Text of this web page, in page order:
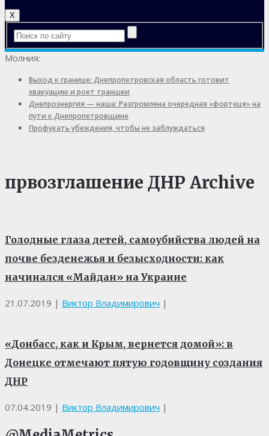
X
Молния:
Выход к границе: Днепропетровская область готовит
эвакуацию и роет траншеи
Днепроэнергия — наша: Разгромлена очередная «фортеця» на
пути к Днепропетровщине
Профукать убеждения, чтобы не заблуждаться
првозглашение ДНР Archive
Голодные глаза детей, самоубийства людей на
почве безденежья и безысходности: как
начинался «Майдан» на Украине
21.07.2019 | Виктор Владимирович |
«Донбасс, как и Крым, вернется домой»: в
Донецке отмечают пятую годовщину создания
ДНР
07.04.2019 | Виктор Владимирович |